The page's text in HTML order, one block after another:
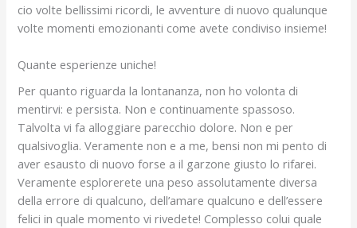
cio volte bellissimi ricordi, le avventure di nuovo qualunque
volte momenti emozionanti come avete condiviso insieme!
Quante esperienze uniche!
Per quanto riguarda la lontananza, non ho volonta di
mentirvi: e persista. Non e continuamente spassoso.
Talvolta vi fa alloggiare parecchio dolore. Non e per
qualsivoglia. Veramente non e a me, bensi non mi pento di
aver esausto di nuovo forse a il garzone giusto lo rifarei.
Veramente esplorerete una peso assolutamente diversa
della errore di qualcuno, dell’amare qualcuno e dell’essere
felici in quale momento vi rivedete! Complesso colui quale